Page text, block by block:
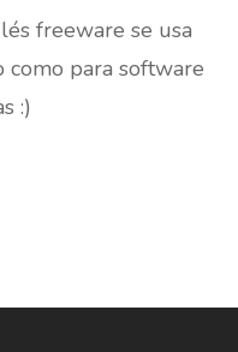
freeware se usa
para software
:)